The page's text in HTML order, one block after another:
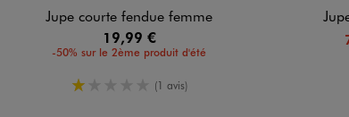
Jupe courte fendue femme
19,99 €
-50% sur le 2ème produit d'été
1/5 de moyenne
(1 avis)